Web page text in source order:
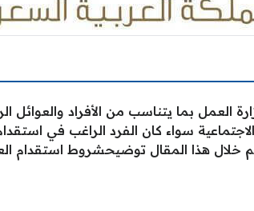
العمل بما يتناسب من الأفراد والعوائل
سواء كان الفرد الراغب في
خلال هذا المقال توضيحشروط استقدام